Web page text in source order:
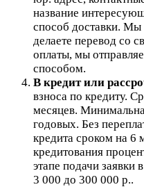
название
способ доставки. Мы
делаете перевод со
оплаты, мы
способом.
В кредит или
взноса по кредиту.
месяцев.
годовых. Без
кредита сроком на 6
кредитования
этапе подачи заявки
3 000 до 300 000 р..